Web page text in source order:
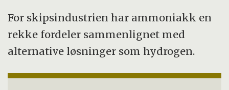
For skipsindustrien har ammoniakk en
rekke fordeler sammenlignet med
alternative løsninger som hydrogen.